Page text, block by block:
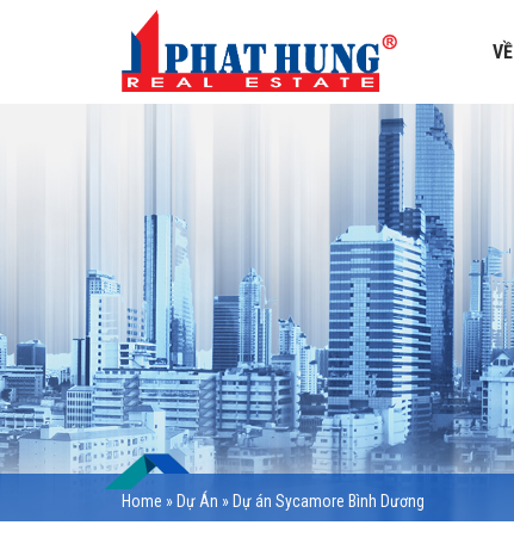
Home » Dự Án » Dự án Sycamore Bình Dương